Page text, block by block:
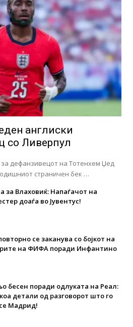
англиски
со Ливерпул
дефанзивецот на Тотенхем Џед
страничен бек …
за Влаховиќ: Напаѓачот на
доаѓа во Јувентус!
се заканува со бојкот на
на ФИФА поради Инфантино
бесен поради одлуката на Реал:
детали од разговорот што го
Мадрид!